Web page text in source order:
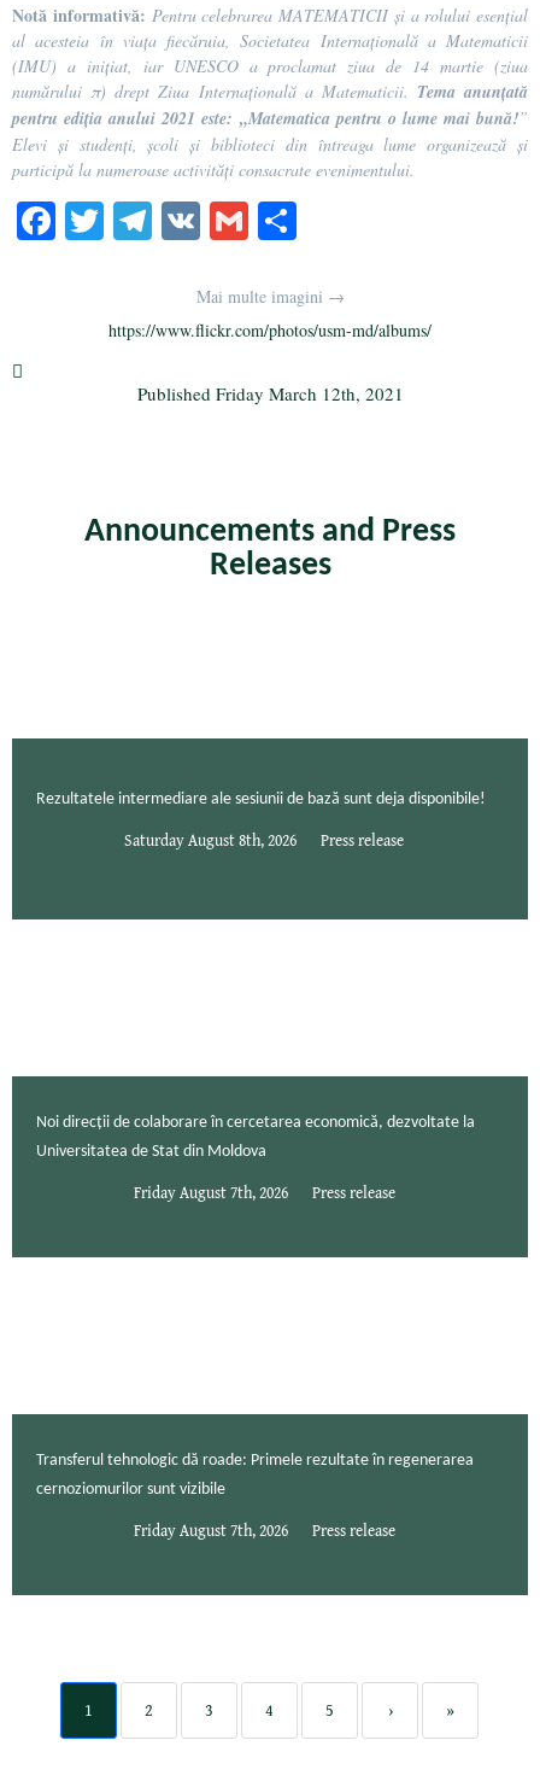
Notă informativă: Pentru celebrarea MATEMATICII și a rolului esențial
al acesteia în viața fiecăruia, Societatea Internațională a Matematicii
(IMU) a inițiat, iar UNESCO a proclamat ziua de 14 martie (ziua
numărului π) drept Ziua Internațională a Matematicii. Tema anunțată
pentru ediția anului 2021 este: „Matematica pentru o lume mai bună!”
Elevi și studenți, școli și biblioteci din întreaga lume organizează și
participă la numeroase activități consacrate evenimentului.
Fa T
r
Te
a
m
V G
ailre
Mai multe imagini →
https://www.flickr.com/photos/usm-md/albums/
Published Friday March 12th, 2021
Announcements and Press
Releases
Rezultatele intermediare ale sesiunii de bază sunt deja disponibile!
Saturday August 8th, 2026 Press release
Noi direcții de colaborare în cercetarea economică, dezvoltate la
Universitatea de Stat din Moldova
Friday August 7th, 2026 Press release
Transferul tehnologic dă roade: Primele rezultate în regenerarea
cernoziomurilor sunt vizibile
Friday August 7th, 2026 Press release
1 2 3 4 5 › »